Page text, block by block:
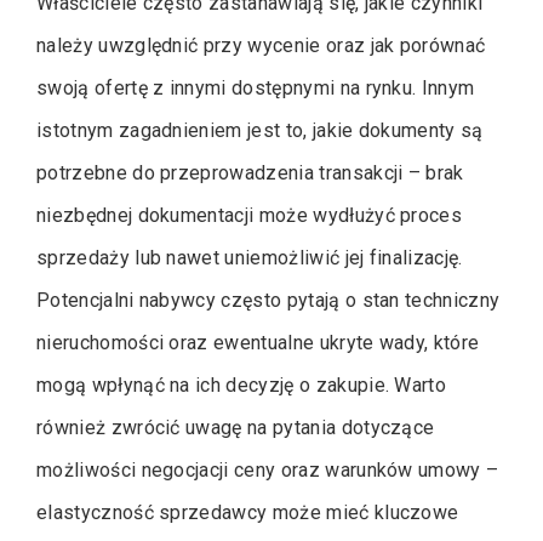
należy uwzględnić przy wycenie oraz jak porównać
swoją ofertę z innymi dostępnymi na rynku. Innym
istotnym zagadnieniem jest to, jakie dokumenty są
potrzebne do przeprowadzenia transakcji – brak
niezbędnej dokumentacji może wydłużyć proces
sprzedaży lub nawet uniemożliwić jej finalizację.
Potencjalni nabywcy często pytają o stan techniczny
nieruchomości oraz ewentualne ukryte wady, które
mogą wpłynąć na ich decyzję o zakupie. Warto
również zwrócić uwagę na pytania dotyczące
możliwości negocjacji ceny oraz warunków umowy –
elastyczność sprzedawcy może mieć kluczowe